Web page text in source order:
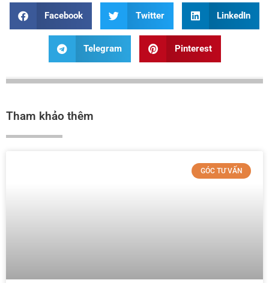
Facebook Twitter LinkedIn
Telegram Pinterest
Tham khảo thêm
GÓC TƯ VẤN